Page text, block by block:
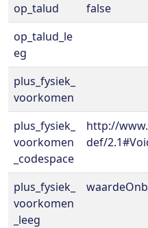
op_talud
false
op_talud_le
eg
plus_fysiek_
voorkomen
plus_fysiek_
voorkomen
_codespace
http://
def/
plus_fysiek_
voorkomen
_leeg